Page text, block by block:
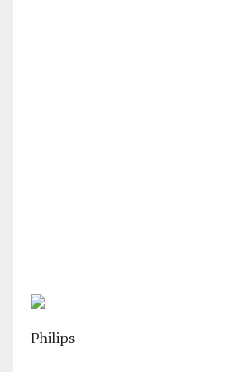
Philips